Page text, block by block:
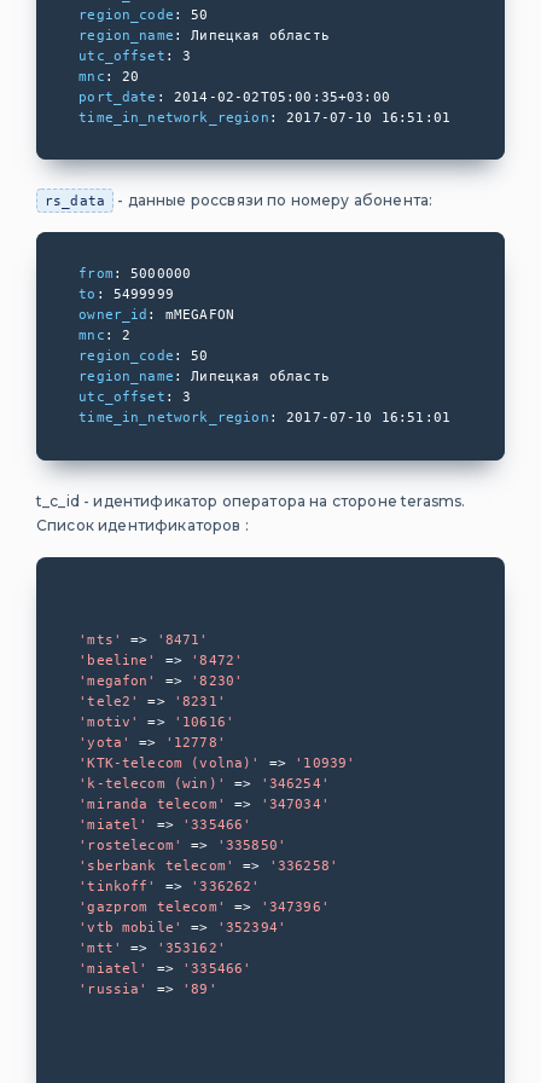
fitness365.ru
ALFA CRM
Craft Fitness
РАЗНОЕ
Шаблоны
сообщений
Проверка
наличия
Анонсы,
превью,
сокращение
region_code
region_name
utc_offset
mnc
port_date
time_in_network_region : 2017-07-10 16:51:01
rs_data - данные россвязи по номеру абонента:
from
to
owner_id
mnc
region_code
region_name
utc_offset
time_in_network_region : 2017-07-10 16:51:01
t_c_id - идентификатор оператора на стороне terasms.
Список идентификаторов :
'mts' =>
'8471'
'beeline'
=>
'8472'
'megafon'
=>
'8230'
'tele2'
=>
'8231'
'motiv'
=>
'10616'
'yota'
=>
'12778'
'KTK-telecom (volna)'
=>
'10939'
'k-telecom (win)'
=>
'346254'
'miranda telecom'
=>
'347034'
'miatel'
=>
'335466'
'rostelecom'
=>
'335850'
'sberbank telecom'
=>
'336258'
'tinkoff'
=>
'336262'
'gazprom telecom'
=>
'347396'
'vtb mobile'
=>
'352394'
'mtt'
=>
'353162'
'miatel'
=>
'335466'
'russia'
=> '89'